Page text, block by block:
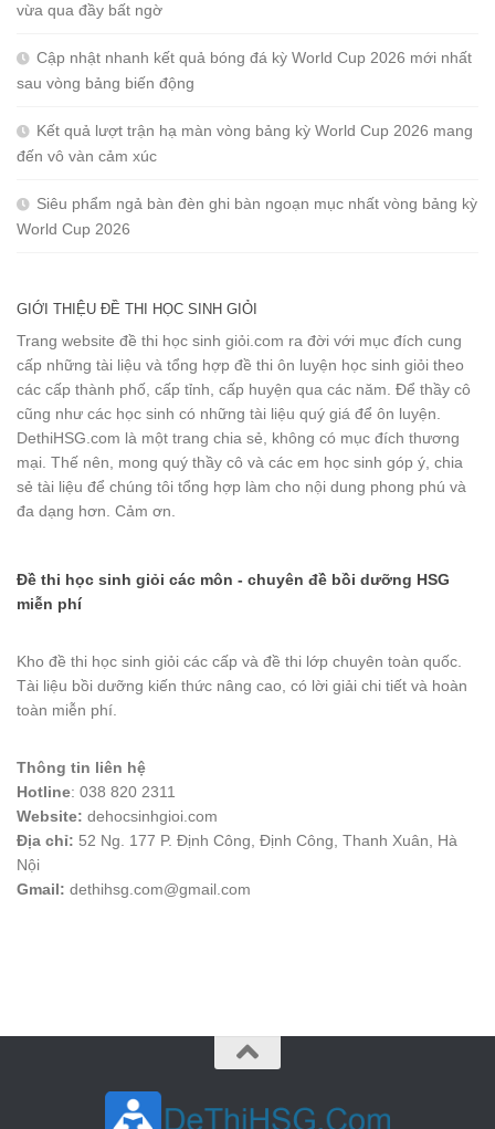
vừa qua đầy bất ngờ
Cập nhật nhanh kết quả bóng đá kỳ World Cup 2026 mới nhất
sau vòng bảng biến động
Kết quả lượt trận hạ màn vòng bảng kỳ World Cup 2026 mang
đến vô vàn cảm xúc
Siêu phẩm ngả bàn đèn ghi bàn ngoạn mục nhất vòng bảng kỳ
World Cup 2026
GIỚI THIỆU ĐỀ THI HỌC SINH GIỎI
Trang website đề thi học sinh giỏi.com ra đời với mục đích cung
cấp những tài liệu và tổng hợp đề thi ôn luyện học sinh giỏi theo
các cấp thành phố, cấp tỉnh, cấp huyện qua các năm. Để thầy cô
cũng như các học sinh có những tài liệu quý giá để ôn luyện.
DethiHSG.com là một trang chia sẻ, không có mục đích thương
mại. Thế nên, mong quý thầy cô và các em học sinh góp ý, chia
sẻ tài liệu để chúng tôi tổng hợp làm cho nội dung phong phú và
đa dạng hơn. Cảm ơn.
Đề thi học sinh giỏi các môn - chuyên đề bồi dưỡng HSG
miễn phí
Kho đề thi học sinh giỏi các cấp và đề thi lớp chuyên toàn quốc.
Tài liệu bồi dưỡng kiến thức nâng cao, có lời giải chi tiết và hoàn
toàn miễn phí.
Thông tin liên hệ
Hotline: 038 820 2311
Website: dehocsinhgioi.com
Địa chỉ: 52 Ng. 177 P. Định Công, Định Công, Thanh Xuân, Hà
Nội
Gmail: dethihsg.com@gmail.com